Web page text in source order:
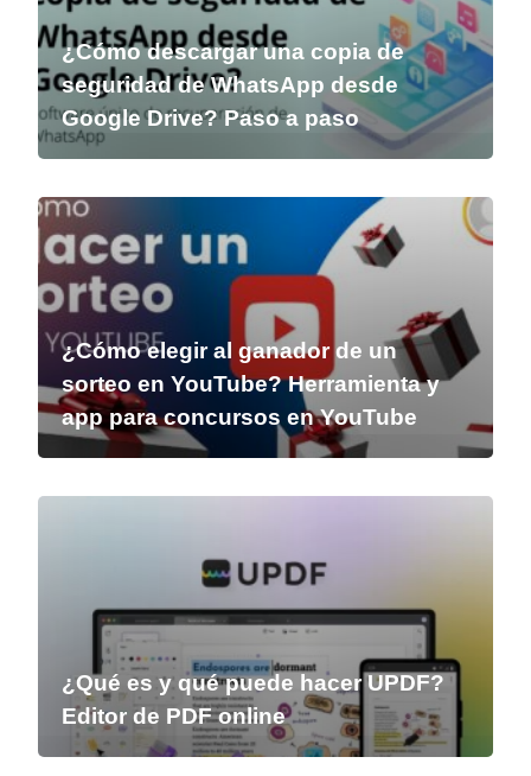
¿Cómo descargar una copia de
seguridad de WhatsApp desde
Google Drive? Paso a paso
¿Cómo elegir al ganador de un
sorteo en YouTube? Herramienta y
app para concursos en YouTube
¿Qué es y qué puede hacer UPDF?
Editor de PDF online